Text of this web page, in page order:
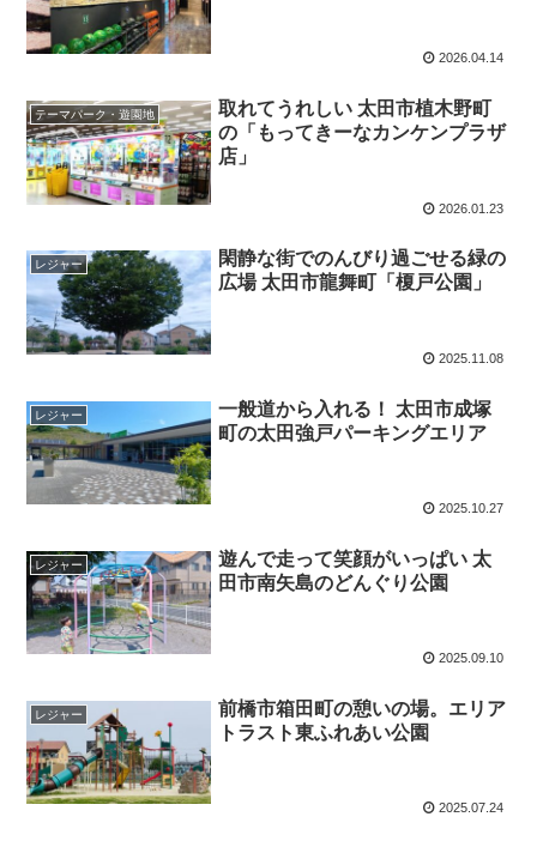
2026.04.14
テーマパーク・遊園地
取れてうれしい 太田市植木野町
の「もってきーなカンケンプラザ
店」
2026.01.23
レジャー
閑静な街でのんびり過ごせる緑の
広場 太田市龍舞町「榎戸公園」
2025.11.08
レジャー
一般道から入れる！ 太田市成塚
町の太田強戸パーキングエリア
2025.10.27
レジャー
遊んで走って笑顔がいっぱい 太
田市南矢島のどんぐり公園
2025.09.10
レジャー
前橋市箱田町の憩いの場。エリア
トラスト東ふれあい公園
2025.07.24